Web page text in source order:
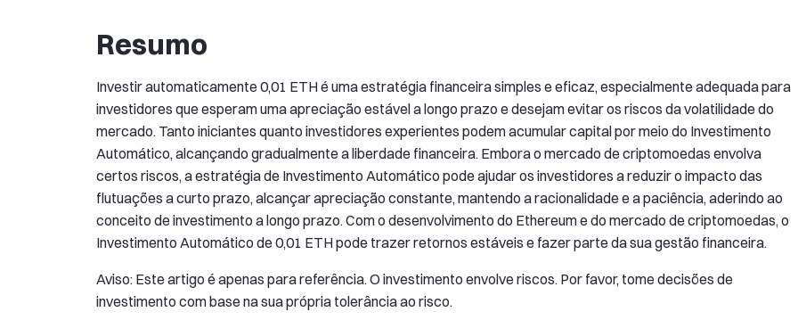
Resumo
Investir automaticamente 0,01 ETH é uma estratégia financeira simples e eficaz, especialmente adequada para
investidores que esperam uma apreciação estável a longo prazo e desejam evitar os riscos da volatilidade do
mercado. Tanto iniciantes quanto investidores experientes podem acumular capital por meio do Investimento
Automático, alcançando gradualmente a liberdade financeira. Embora o mercado de criptomoedas envolva
certos riscos, a estratégia de Investimento Automático pode ajudar os investidores a reduzir o impacto das
flutuações a curto prazo, alcançar apreciação constante, mantendo a racionalidade e a paciência, aderindo ao
conceito de investimento a longo prazo. Com o desenvolvimento do Ethereum e do mercado de criptomoedas, o
Investimento Automático de 0,01 ETH pode trazer retornos estáveis e fazer parte da sua gestão financeira.
Aviso: Este artigo é apenas para referência. O investimento envolve riscos. Por favor, tome decisões de
investimento com base na sua própria tolerância ao risco.